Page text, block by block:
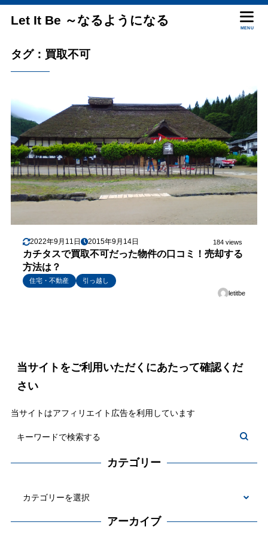
Let It Be ～なるようになる
MENU
タグ：買取不可
2022年9月11日 2015年9月14日 184 views
カチタスで買取不可だった物件の口コミ！売却する
方法は？
住宅・不動産
引っ越し
letitbe
当サイトをご利用いただくにあたって確認くだ
さい
当サイトはアフィリエイト広告を利用しています
カテゴリー
アーカイブ